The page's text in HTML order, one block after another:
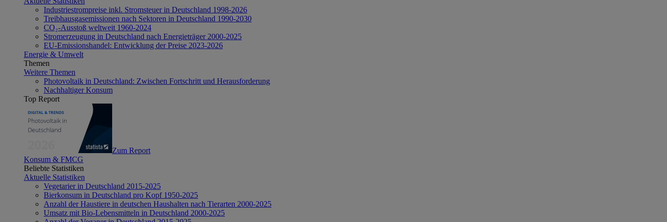
Industriestrompreise inkl. Stromsteuer in Deutschland 1998-2026
Treibhausgasemissionen nach Sektoren in Deutschland 1990-2030
CO₂-Ausstoß weltweit 1960-2024
Stromerzeugung in Deutschland nach Energieträger 2000-2025
EU-Emissionshandel: Entwicklung der Preise 2023-2026
Energie & Umwelt
Themen
Weitere Themen
Photovoltaik in Deutschland: Zwischen Fortschritt und Herausforderung
Nachhaltiger Konsum
Top Report
Zum Report
Konsum & FMCG
Beliebte Statistiken
Aktuelle Statistiken
Vegetarier in Deutschland 2015-2025
Bierkonsum in Deutschland pro Kopf 1950-2025
Anzahl der Haustiere in deutschen Haushalten nach Tierarten 2000-2025
Umsatz mit Bio-Lebensmitteln in Deutschland 2000-2025